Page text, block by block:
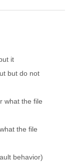
it
but do not
what the file
the file
behavior)